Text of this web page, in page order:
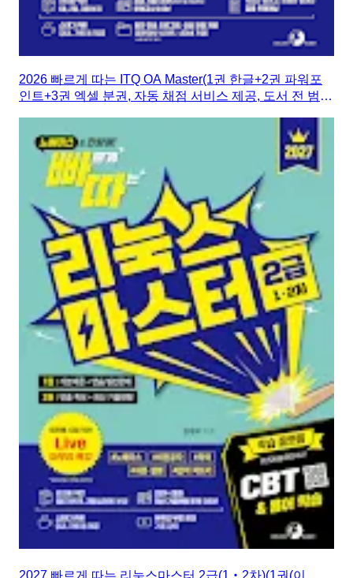
2026 빠르게 따는 ITQ OA Master(1권 한글+2권 파워포
인트+3권 엑셀 분권, 자동 채점 서비스 제공, 도서 전 범위